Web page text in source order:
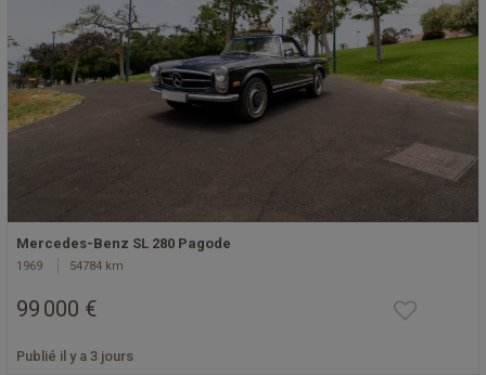
Mercedes-Benz SL 280 Pagode
1969 54784 km
99 000 €
Publié il y a 3 jours